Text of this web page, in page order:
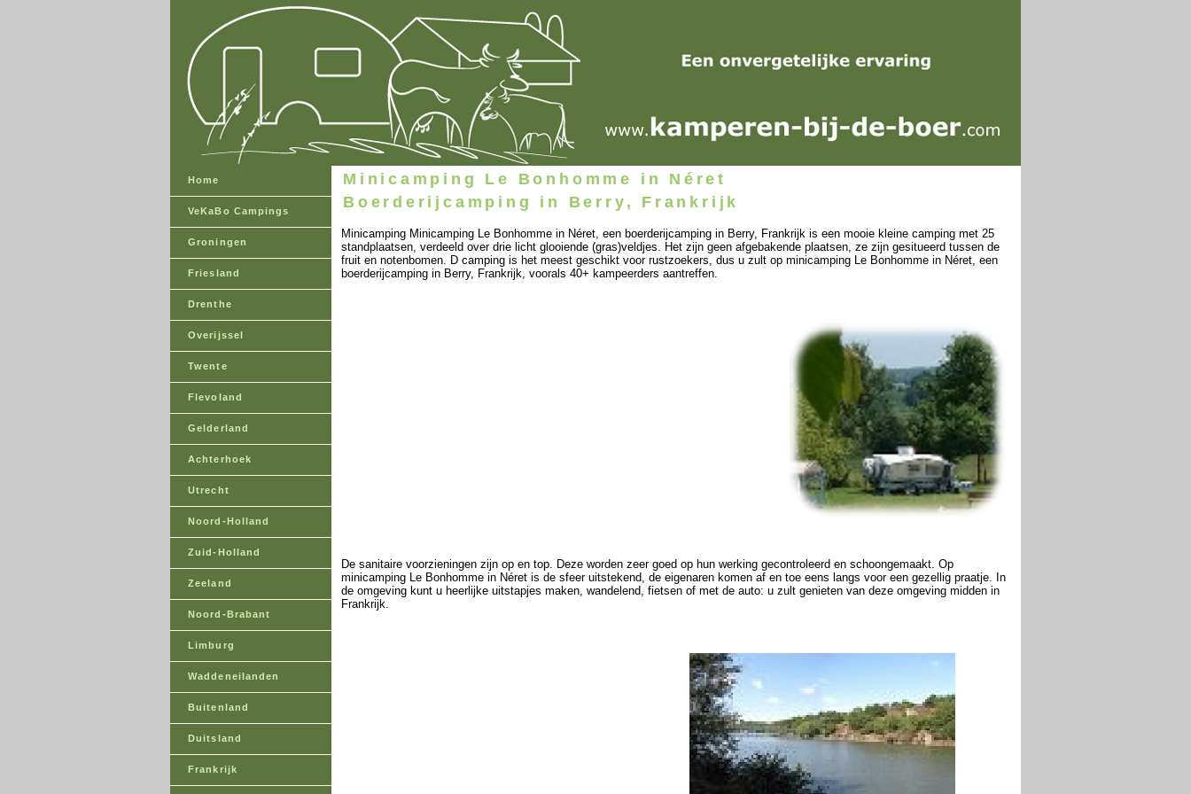
Home
VeKaBo Campings
Groningen
Friesland
Drenthe
Overijssel
Twente
Flevoland
Gelderland
Achterhoek
Utrecht
Noord-Holland
Zuid-Holland
Zeeland
Noord-Brabant
Limburg
Waddeneilanden
Buitenland
Duitsland
Frankrijk
Minicamping Le Bonhomme in Néret
Boerderijcamping in Berry, Frankrijk
Minicamping Minicamping Le Bonhomme in Néret, een boerderijcamping in Berry, Frankrijk is een mooie kleine camping met 25
standplaatsen, verdeeld over drie licht glooiende (gras)veldjes. Het zijn geen afgebakende plaatsen, ze zijn gesitueerd tussen de
fruit en notenbomen. D camping is het meest geschikt voor rustzoekers, dus u zult op minicamping Le Bonhomme in Néret, een
boerderijcamping in Berry, Frankrijk, voorals 40+ kampeerders aantreffen.
De sanitaire voorzieningen zijn op en top. Deze worden zeer goed op hun werking gecontroleerd en schoongemaakt. Op
minicamping Le Bonhomme in Néret is de sfeer uitstekend, de eigenaren komen af en toe eens langs voor een gezellig praatje. In
de omgeving kunt u heerlijke uitstapjes maken, wandelend, fietsen of met de auto: u zult genieten van deze omgeving midden in
Frankrijk.